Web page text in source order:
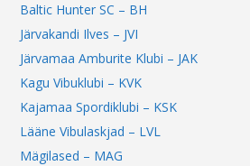
Baltic Hunter SC – BH
Järvakandi Ilves – JVI
Järvamaa Amburite Klubi – JAK
Kagu Vibuklubi – KVK
Kajamaa Spordiklubi – KSK
Lääne Vibulaskjad – LVL
Mägilased – MAG